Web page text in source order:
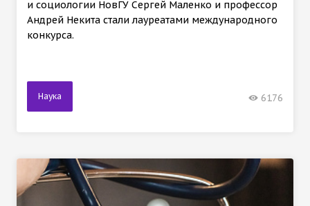
и социологии НовГУ Сергей Маленко и профессор
Андрей Некита стали лауреатами международного
конкурса.
Наука 6176